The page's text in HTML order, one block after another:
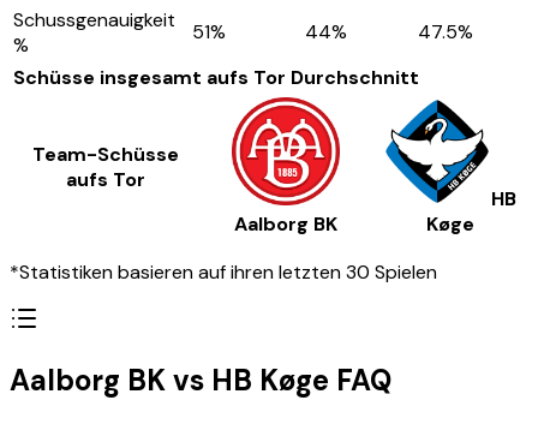
Schussgenauigkeit
%
51% 44% 47.5%
Schüsse insgesamt aufs Tor Durchschnitt
Team-Schüsse
aufs Tor
Aalborg BK
HB
Køge
*Statistiken basieren auf ihren letzten 30 Spielen
Aalborg BK vs HB Køge FAQ